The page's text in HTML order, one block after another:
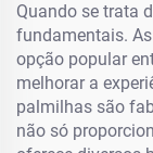
Quando se trata
fundamentais.
opção popular
melhorar a
palmilhas são
não só